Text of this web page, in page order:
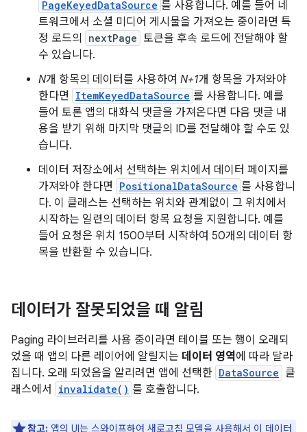
PageKeyedDataSource 를 사용합니다. 예를 들어 네
트워크에서 소셜 미디어 게시물을 가져오는 중이라면 특
정 로드의
nextPage 토큰을 후속 로드에 전달해야 할
수 있습니다.
N개 항목의 데이터를 사용하여 N+1개 항목을 가져와야
한다면
ItemKeyedDataSource 를 사용합니다. 예를
들어 토론 앱의 대화식 댓글을 가져온다면 다음 댓글 내
용을 받기 위해 마지막 댓글의 ID를 전달해야 할 수도 있
습니다.
데이터 저장소에서 선택하는 위치에서 데이터 페이지를
가져와야 한다면
PositionalDataSource 를 사용합니
다. 이 클래스는 선택하는 위치와 관계없이 그 위치에서
시작하는 일련의 데이터 항목 요청을 지원합니다. 예를
들어 요청은 위치 1500부터 시작하여 50개의 데이터 항
목을 반환할 수 있습니다.
데이터가 잘못되었을 때 알림
Paging 라이브러리를 사용 중이라면 테이블 또는 행이 오래되
었을 때 앱의 다른 레이어에 알릴지는 데이터 영역에 따라 달라
집니다. 오래 되었음을 알리려면 앱에 선택한 DataSource 클
래스에서
invalidate() 를 호출합니다.
참고: 앱의 UI는 스와이프하여 새로고침 모델을 사용해서 이 데이터